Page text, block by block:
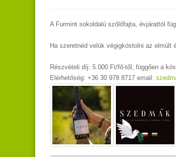
A Furmint sokoldalú szőlőfajta, évjárattól
Ha szeretnéd velük végigkóstolni az
Részvételi díj: 5.000 Ft/fő-től, függően a
Elérhetőség: +36 30 978 8717 email: